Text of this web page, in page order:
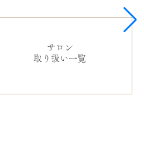
サロン
取り扱い一覧